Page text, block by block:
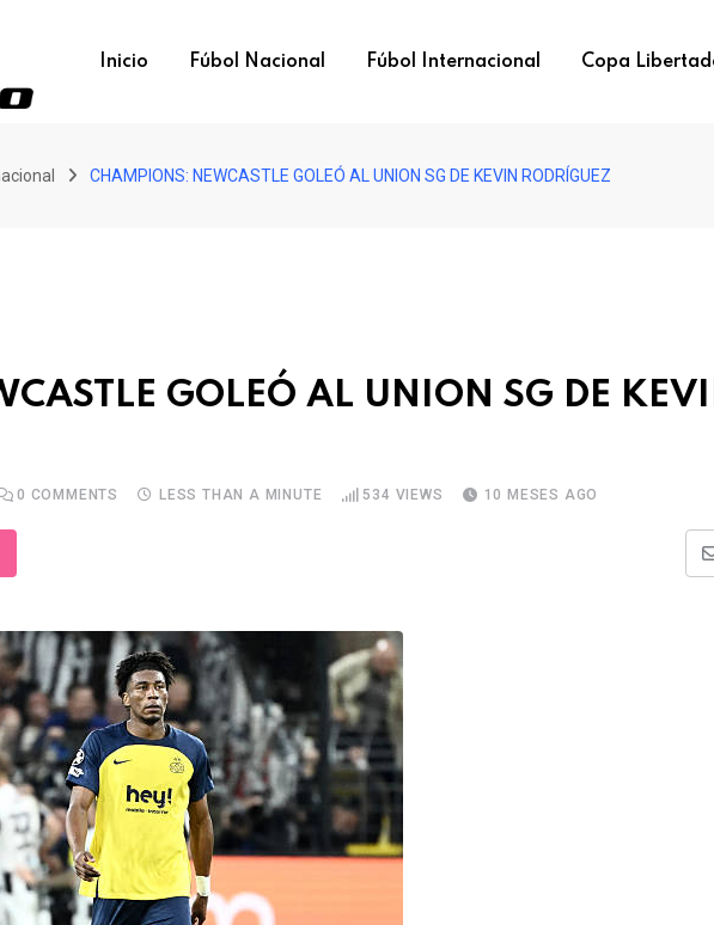
Inicio Fúbol Nacional Fúbol Internacional Copa
CHAMPIONS: NEWCASTLE GOLEÓ AL UNION SG DE KEVIN RODRÍGUEZ
GOLEÓ AL UNION SG DE
0 COMMENTS LESS THAN A MINUTE 534 VIEWS 10 MESES AGO